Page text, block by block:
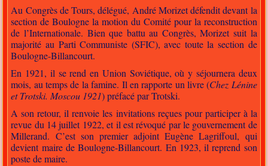
Au Congrès de Tours, délégué, André Morizet défendit devant la
section de Boulogne la motion du Comité pour la reconstruction
de l’Internationale. Bien que battu au Congrès, Morizet suit la
majorité au Parti Communiste (SFIC), avec toute la section de
Boulogne-Billancourt.
En 1921, il se rend en Union Soviétique, où y séjournera deux
mois, au temps de la famine. Il en rapporte un livre (Chez Lénine
et Trotski. Moscou 1921) préfacé par Trotski.
A son retour, il renvoie les invitations reçues pour participer à la
revue du 14 juillet 1922, et il est révoqué par le gouvernement de
Millerand. C’est son premier adjoint Eugène Lagriffoul, qui
devient maire de Boulogne-Billancourt. En 1923, il reprend son
poste de maire.